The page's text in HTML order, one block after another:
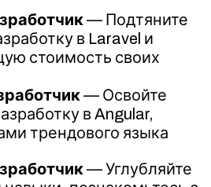
— Подтяните
в Laravel и
стоимость своих
— Освойте
в Angular,
трендового языка
— Углубляйте